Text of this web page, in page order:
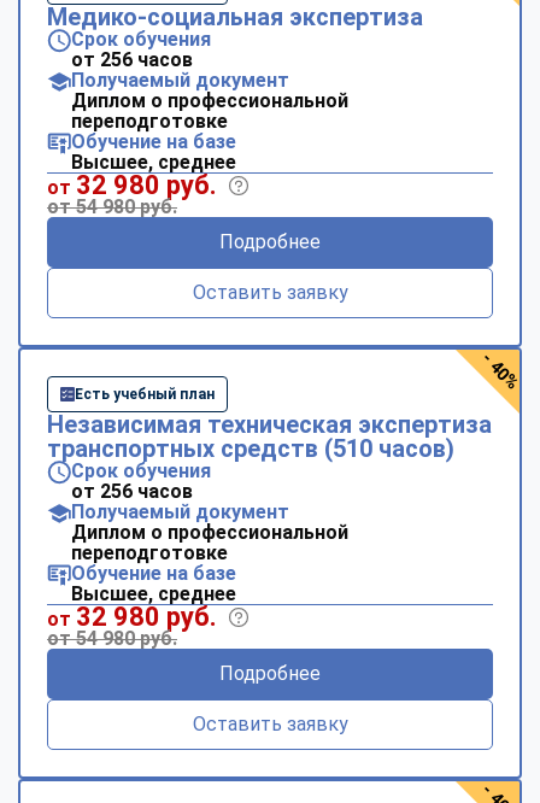
Медико-социальная экспертиза
Срок обучения
от 256 часов
Получаемый документ
Диплом о профессиональной
переподготовке
Обучение на базе
Высшее, среднее
от 32 980 руб.
от 54 980 руб.
Подробнее
Оставить заявку
Есть учебный план
Независимая техническая экспертиза
транспортных средств (510 часов)
Срок обучения
от 256 часов
Получаемый документ
Диплом о профессиональной
переподготовке
Обучение на базе
Высшее, среднее
от 32 980 руб.
от 54 980 руб.
Подробнее
Оставить заявку
- 40%